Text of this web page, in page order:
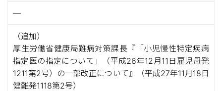
—
（追加）
厚生労働省健康局難病対策課長『「小児慢性特定疾病
指定医の指定について」（平成26年12月11日雇児母発
1211第2号）の一部改正について』（平成27年11月18日
健難発1118第2号）